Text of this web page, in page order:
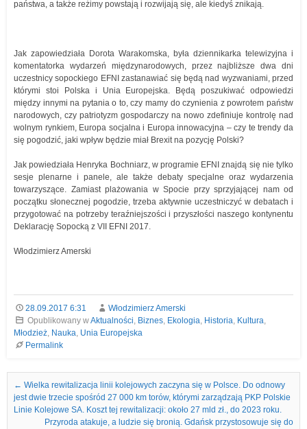
państwa, a także reżimy powstają i rozwijają się, ale kiedyś znikają.
Jak zapowiedziała Dorota Warakomska, była dziennikarka telewizyjna i
komentatorka wydarzeń międzynarodowych, przez najbliższe dwa dni
uczestnicy sopockiego EFNI zastanawiać się będą nad wyzwaniami, przed
którymi stoi Polska i Unia Europejska. Będą poszukiwać odpowiedzi
między innymi na pytania o to, czy mamy do czynienia z powrotem państw
narodowych, czy patriotyzm gospodarczy na nowo zdefiniuje kontrolę nad
wolnym rynkiem, Europa socjalna i Europa innowacyjna – czy te trendy da
się pogodzić, jaki wpływ będzie miał Brexit na pozycję Polski?
Jak powiedziała Henryka Bochniarz, w programie EFNI znajdą się nie tylko
sesje plenarne i panele, ale także debaty specjalne oraz wydarzenia
towarzyszące. Zamiast plażowania w Spocie przy sprzyjającej nam od
początku słonecznej pogodzie, trzeba aktywnie uczestniczyć w debatach i
przygotować na potrzeby teraźniejszości i przyszłości naszego kontynentu
Deklarację Sopocką z VII EFNI 2017.
Włodzimierz Amerski
28.09.2017 6:31
Włodzimierz Amerski
Opublikowany wAktualności, Biznes, Ekologia, Historia, Kultura,
Młodzież, Nauka, Unia Europejska
Permalink
Nawigacja we wpisach
← Wielka rewitalizacja linii kolejowych zaczyna się w Polsce. Do odnowy
jest dwie trzecie spośród 27 000 km torów, którymi zarządzają PKP Polskie
Linie Kolejowe SA. Koszt tej rewitalizacji: około 27 mld zł., do 2023 roku.
Przyroda atakuje, a ludzie się bronią. Gdańsk przystosowuje się do